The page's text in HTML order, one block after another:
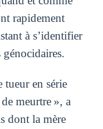
rapidement
à s’identifier
tueur en série
meurtre », a
dont la mère